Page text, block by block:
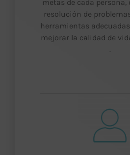
metas de cada persona,
resolución de
herramientas
mejorar la calidad de
.